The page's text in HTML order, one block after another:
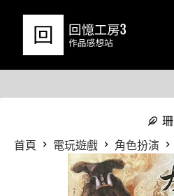
珊
首頁
電玩遊戲 角色扮演